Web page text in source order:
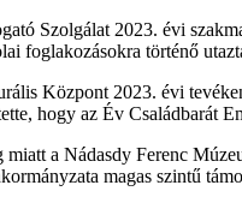
Szolgálat 2023. évi
foglakozásokra történő
Központ 2023. évi
hogy az Év Családbarát
miatt a Nádasdy Ferenc
magas szintű